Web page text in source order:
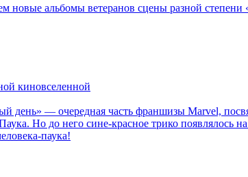
альбомы ветеранов сцены разной
киновселенной
день» — очередная часть франшизы Marvel,
Но до него сине-красное трико появлялось
паука!